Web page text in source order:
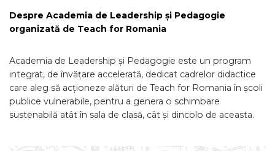
Despre Academia de Leadership și Pedagogie
organizată de Teach for Romania
Academia de Leadership și Pedagogie este un program
integrat, de învățare accelerată, dedicat cadrelor didactice
care aleg să acționeze alături de Teach for Romania în școli
publice vulnerabile, pentru a genera o schimbare
sustenabilă atât în sala de clasă, cât și dincolo de aceasta.